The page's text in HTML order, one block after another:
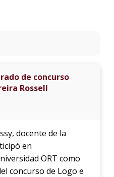
de concurso
Rossell
docente de la
en
ORT como
concurso de Logo e